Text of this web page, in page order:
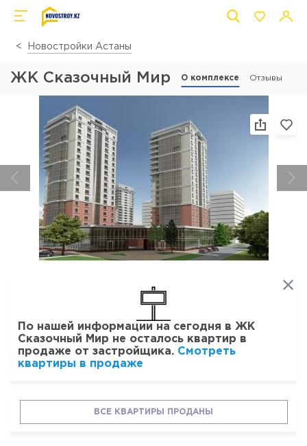
Новостройки Астаны
ЖК Сказочный Мир О комплексе Отзывы
По нашей информации на сегодня в ЖК
Сказочный Мир не осталось квартир в
продаже от застройщика. Смотреть
квартиры в продаже
ВСЕ КВАРТИРЫ ПРОДАНЫ